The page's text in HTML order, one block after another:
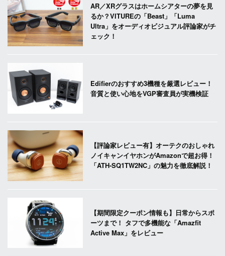
AR／XRグラスはホームシアターの夢を見
るか？VITUREの「Beast」「Luma
Ultra」をオーディオビジュアル評論家がチ
ェック！
Edifierのおすすめ3機種を厳選レビュー！
音質と使い心地をVGP審査員が実機検証
【評論家レビュー有】オーテクのおしゃれ
ノイキャンイヤホンがAmazonで超お得！
「ATH-SQ1TW2NC」の魅力を徹底解説！
【期間限定クーポン情報も】日常からスポ
ーツまで！ タフで多機能な「Amazfit
Active Max」をレビュー